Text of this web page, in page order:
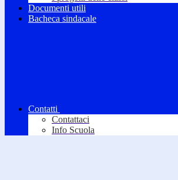
Documenti utili
Bacheca sindacale
Contatti
Contattaci
Info Scuola